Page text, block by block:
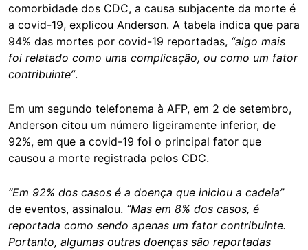
comorbidade dos CDC, a causa subjacente da morte é
a covid-19, explicou Anderson. A tabela indica que para
94% das mortes por covid-19 reportadas, “algo mais
foi relatado como uma complicação, ou como um fator
contribuinte”.
Em um segundo telefonema à AFP, em 2 de setembro,
Anderson citou um número ligeiramente inferior, de
92%, em que a covid-19 foi o principal fator que
causou a morte registrada pelos CDC.
“Em 92% dos casos é a doença que iniciou a cadeia”
de eventos, assinalou. “Mas em 8% dos casos, é
reportada como sendo apenas um fator contribuinte.
Portanto, algumas outras doenças são reportadas